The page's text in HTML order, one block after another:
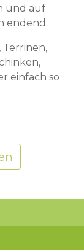
und auf
endend.
Terrinen,
einfach so